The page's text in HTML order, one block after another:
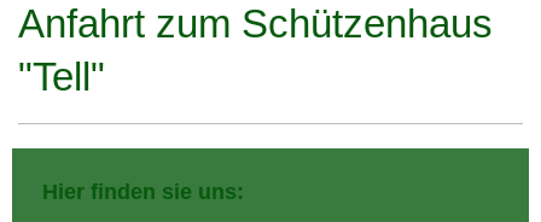
Anfahrt zum Schützenhaus
"Tell"
Hier finden sie uns: